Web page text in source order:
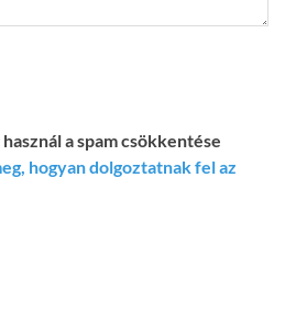
a spam csökkentése
hogyan dolgoztatnak fel az